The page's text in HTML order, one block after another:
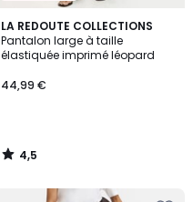
LA REDOUTE COLLECTIONS
Pantalon large à taille
élastiquée imprimé léopard
44,99 €
4,5
/ 5
4,5
/